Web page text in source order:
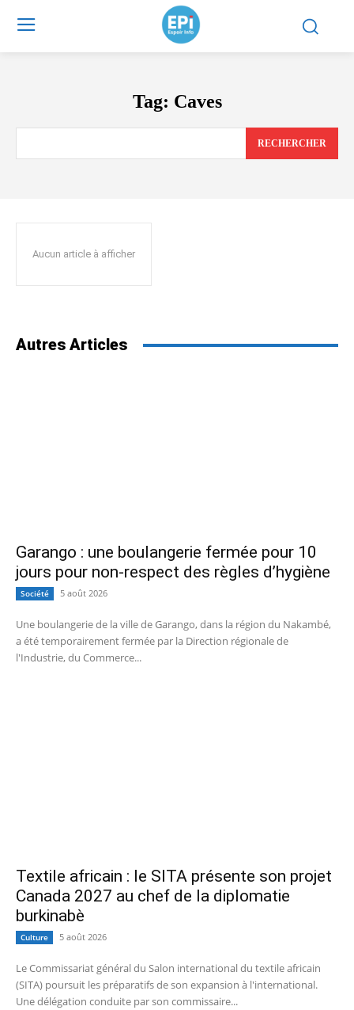
Tag: Caves
RECHERCHER
Aucun article à afficher
Autres Articles
Garango : une boulangerie fermée pour 10
jours pour non-respect des règles d’hygiène
Société 5 août 2026
Une boulangerie de la ville de Garango, dans la région du Nakambé,
a été temporairement fermée par la Direction régionale de
l'Industrie, du Commerce...
Textile africain : le SITA présente son projet
Canada 2027 au chef de la diplomatie
burkinabè
Culture 5 août 2026
Le Commissariat général du Salon international du textile africain
(SITA) poursuit les préparatifs de son expansion à l'international.
Une délégation conduite par son commissaire...